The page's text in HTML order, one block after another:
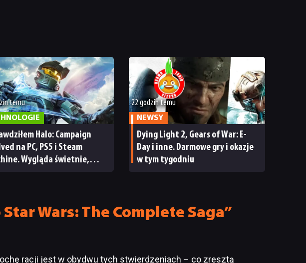
temu
Halo: Campaign
na PC, PS5 i Steam
Wygląda świetnie,
22 godzin temu
NEWSY
Dying Light 2, Gears of War: E-
Day i inne. Darmowe gry i okazje
w tym tygodniu
Wars: The Complete Saga”
racji jest w obydwu tych stwierdzeniach – co zresztą